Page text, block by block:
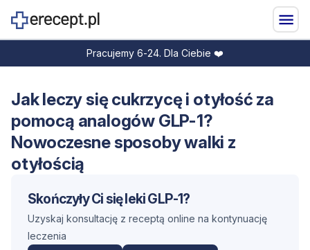
Pracujemy 6-24. Dla Ciebie ❤️
Jak leczy się cukrzycę i otyłość za
pomocą analogów GLP-1?
Nowoczesne sposoby walki z
otyłością
Skończyły Ci się leki GLP-1?
Uzyskaj konsultację z receptą online na kontynuację
leczenia